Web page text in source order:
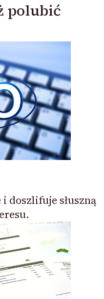
polubić
i doszlifuje słuszną